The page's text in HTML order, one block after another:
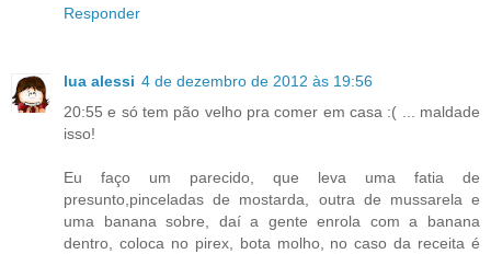
Responder
lua alessi 4 de dezembro de 2012 às 19:56
20:55 e só tem pão velho pra comer em casa :( ... maldade
isso!
Eu faço um parecido, que leva uma fatia de
presunto,pinceladas de mostarda, outra de mussarela e
uma banana sobre, daí a gente enrola com a banana
dentro, coloca no pirex, bota molho, no caso da receita é